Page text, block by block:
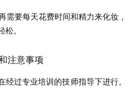
需要每天花费时间和精力来化妆，
。
注意事项
经过专业培训的技师指导下进行。